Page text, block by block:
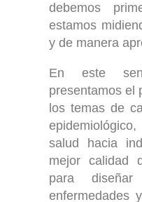
debemos
estamos
y de manera
En este
presentamos el
los temas de
salud hacia
mejor calidad
para
enfermedades